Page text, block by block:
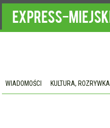
WIADOMOŚCI KULTURA, ROZRYWKA